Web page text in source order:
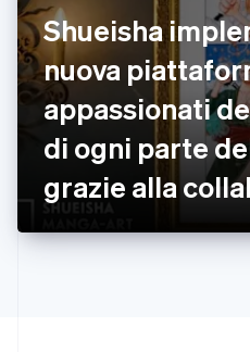
Shueisha
nuova
appassionati
di ogni parte
grazie alla
Stripe
English
India
English
Irlanda
English
Italia
ItalianoEnglish
Lettonia
English
Liechtenstein